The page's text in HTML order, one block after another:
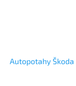
Autopotahy Škoda